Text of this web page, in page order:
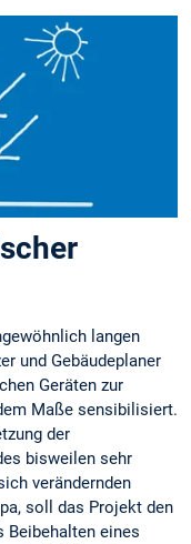
langen
und Gebäudeplaner
Geräten zur
Maße sensibilisiert.
der
bisweilen sehr
verändernden
soll das Projekt den
Beibehalten eines